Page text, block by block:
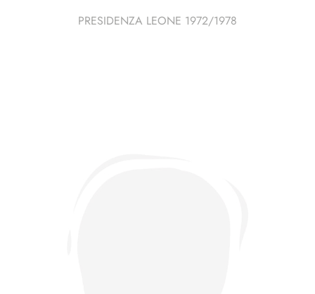
PRESIDENZA LEONE 1972/1978